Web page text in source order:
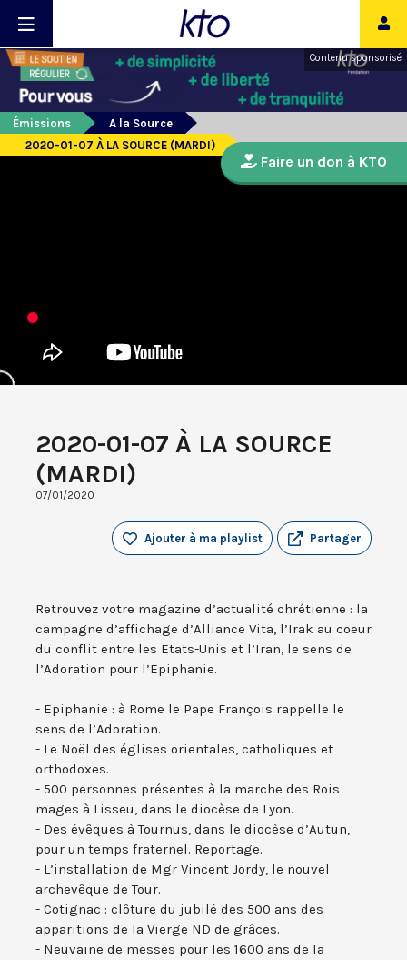
Contenu sponsorisé
Émissions
A la Source
2020-01-07 À LA SOURCE (MARDI)
2020-01-07 À LA SOURCE
(MARDI)
07/01/2020
Partager
Ajouter à ma playlist
Retrouvez votre magazine d’actualité chrétienne : la
campagne d’affichage d’Alliance Vita, l’Irak au coeur
du conflit entre les Etats-Unis et l’Iran, le sens de
l’Adoration pour l’Epiphanie.
- Epiphanie : à Rome le Pape François rappelle le
sens de l’Adoration.
- Le Noël des églises orientales, catholiques et
orthodoxes.
- 500 personnes présentes à la marche des Rois
mages à Lisseu, dans le diocèse de Lyon.
- Des évêques à Tournus, dans le diocèse d’Autun,
pour un temps fraternel. Reportage.
- L’installation de Mgr Vincent Jordy, le nouvel
archevêque de Tour.
- Cotignac : clôture du jubilé des 500 ans des
apparitions de la Vierge ND de grâces.
- Neuvaine de messes pour les 1600 ans de la
Faire un don à KTO